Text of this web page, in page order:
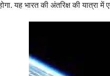
यह भारत की अंतरिक्ष की यात्रा में